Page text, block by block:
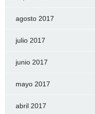
agosto 2017
julio 2017
junio 2017
mayo 2017
abril 2017